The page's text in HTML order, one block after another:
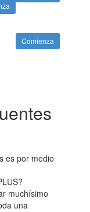
Comienza
es por medio
muchísimo
una